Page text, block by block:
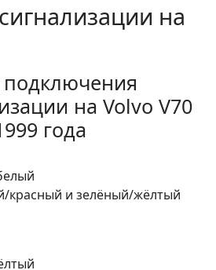
на
подключения
на Volvo V70
года
красный и зелёный/жёлтый